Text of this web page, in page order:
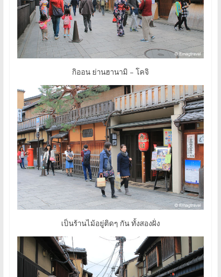
กิออน ย่านฮานามิ – โคจิ
เป็นร้านไม้อยู่ติดๆ กัน ทั้งสองฝั่ง